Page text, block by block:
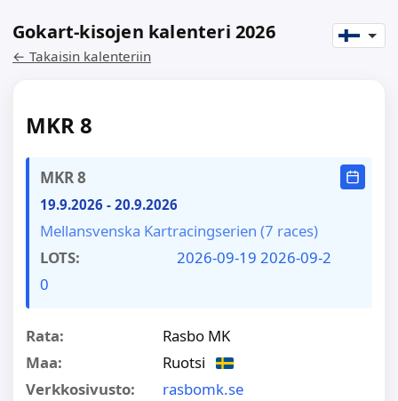
Gokart-kisojen kalenteri 2026
← Takaisin kalenteriin
MKR 8
MKR 8
19.9.2026 - 20.9.2026
Mellansvenska Kartracingserien (7 races)
LOTS:
2026-09-19 2026-09-2
0
Rata:
Rasbo MK
Maa:
Ruotsi
Verkkosivusto:
rasbomk.se